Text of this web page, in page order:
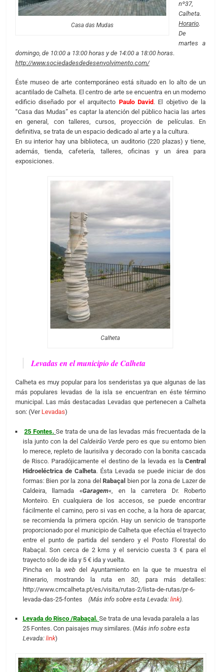
Casa das Mudas
nº37,
Calheta.
Horario.
De
martes a
domingo, de 10:00 a 13:00 horas y de 14:00 a 18:00 horas.
http://www.sociedadesdedesenvolvimento.com/
Éste museo de arte contemporáneo está situado en lo alto de un
acantilado de Calheta. El centro de arte se encuentra en un moderno
edificio diseñado por el arquitecto Paulo David . El objetivo de la
“Casa das Mudas” es captar la atención del público hacia las artes
en general, con talleres, cursos, proyección de películas. En
definitiva, se trata de un espacio dedicado al arte y a la cultura.
En su interior hay una biblioteca, un auditorio (220 plazas) y tiene,
además, tienda, cafetería, talleres, oficinas y un área para
exposiciones.
Calheta
Levadas en el municipio de Calheta
Calheta es muy popular para los senderistas ya que algunas de las
más populares levadas de la isla se encuentran en éste término
municipal. Las más destacadas Levadas que pertenecen a Calheta
son: (Ver Levadas)
25 Fontes. Se trata de una de las levadas más frecuentada de la
isla junto con la del Caldeirão Verde pero es que su entorno bien
lo merece, repleto de laurisilva y decorado con la bonita cascada
de Risco. Paradójicamente el destino de la levada es laCentral
Hidroeléctrica de Calheta. Ésta Levada se puede iniciar de dos
formas: Bien por la zona delRabaçal bien por la zona de Lazer de
Caldeira, llamada «Garagem«, en la carretera Dr. Roberto
Monteiro. En cualquiera de los accesos, se puede encontrar
fácilmente el camino, pero si vas en coche, a la hora de aparcar,
se recomienda la primera opción. Hay un servicio de transporte
proporcionado por el municipio de Calheta que efectúa el trayecto
entre el punto de partida del sendero y el Posto Florestal do
Rabaçal. Son cerca de 2 kms y el servicio cuesta 3 € para el
trayecto sólo de ida y 5 € ida y vuelta.
Pincha en la webdel Ayuntamiento en la que te muestra el
itinerario, mostrando la ruta en3D , para más detalles:
http://www.cmcalheta.pt/es/visita/rutas-2/lista-de-rutas/pr-6-
levada-das-25-fontes
(Más info sobre esta Levada: link).
Levada do Risco /Rabaçal. Se trata de una levada paralela a las
25 Fontes. Con paisajes muy similares. (Más info sobre esta
Levada: link)